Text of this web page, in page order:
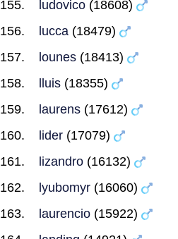
ludovico (18608)
lucca (18479)
lounes (18413)
lluis (18355)
laurens (17612)
lider (17079)
lizandro (16132)
lyubomyr (16060)
laurencio (15922)